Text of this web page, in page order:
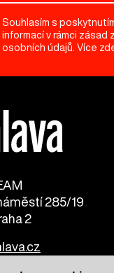
Souhlasím s
informací v rámci zásad
osobních údajů. Více
285/19
2